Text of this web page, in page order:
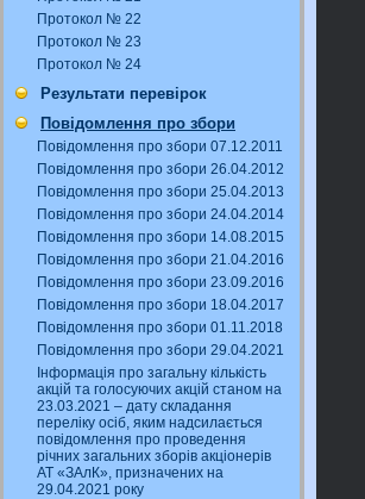
Протокол № 22
Протокол № 23
Протокол № 24
Результати перевірок
Повідомлення про збори
Повідомлення про збори 07.12.2011
Повідомлення про збори 26.04.2012
Повідомлення про збори 25.04.2013
Повідомлення про збори 24.04.2014
Повідомлення про збори 14.08.2015
Повідомлення про збори 21.04.2016
Повідомлення про збори 23.09.2016
Повідомлення про збори 18.04.2017
Повідомлення про збори 01.11.2018
Повідомлення про збори 29.04.2021
Інформація про загальну кількість
акцій та голосуючих акцій станом на
23.03.2021 – дату складання
переліку осіб, яким надсилається
повідомлення про проведення
річних загальних зборів акціонерів
АТ «ЗАлК», призначених на
29.04.2021 року